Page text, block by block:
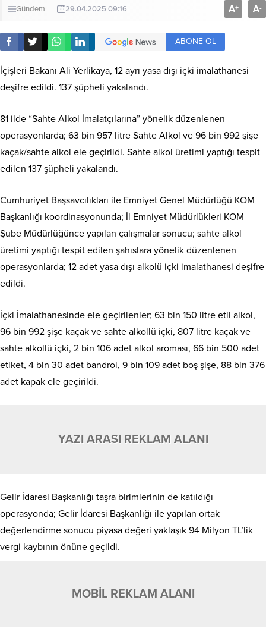
Gündem 29.04.2025 09:16 A+ A-
ABONE OL
İçişleri Bakanı Ali Yerlikaya, 12 ayrı yasa dışı içki imalathanesi
deşifre edildi. 137 şüpheli yakalandı.
81 ilde “Sahte Alkol İmalatçılarına” yönelik düzenlenen
operasyonlarda; 63 bin 957 litre Sahte Alkol ve 96 bin 992 şişe
kaçak/sahte alkol ele geçirildi. Sahte alkol üretimi yaptığı tespit
edilen 137 şüpheli yakalandı.
Cumhuriyet Başsavcılıkları ile Emniyet Genel Müdürlüğü KOM
Başkanlığı koordinasyonunda; İl Emniyet Müdürlükleri KOM
Şube Müdürlüğünce yapılan çalışmalar sonucu; sahte alkol
üretimi yaptığı tespit edilen şahıslara yönelik düzenlenen
operasyonlarda; 12 adet yasa dışı alkolü içki imalathanesi deşifre
edildi.
İçki İmalathanesinde ele geçirilenler; 63 bin 150 litre etil alkol,
96 bin 992 şişe kaçak ve sahte alkollü içki, 807 litre kaçak ve
sahte alkollü içki, 2 bin 106 adet alkol aroması, 66 bin 500 adet
etiket, 4 bin 30 adet bandrol, 9 bin 109 adet boş şişe, 88 bin 376
adet kapak ele geçirildi.
YAZI ARASI REKLAM ALANI
Gelir İdaresi Başkanlığı taşra birimlerinin de katıldığı
operasyonda; Gelir İdaresi Başkanlığı ile yapılan ortak
değerlendirme sonucu piyasa değeri yaklaşık 94 Milyon TL’lik
vergi kaybının önüne geçildi.
MOBİL REKLAM ALANI